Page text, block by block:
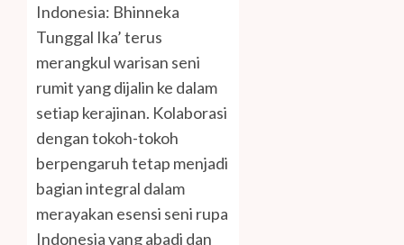
Indonesia: Bhinneka
Tunggal Ika’ terus
merangkul warisan seni
rumit yang dijalin ke dalam
setiap kerajinan. Kolaborasi
dengan tokoh-tokoh
berpengaruh tetap menjadi
bagian integral dalam
merayakan esensi seni rupa
Indonesia yang abadi dan